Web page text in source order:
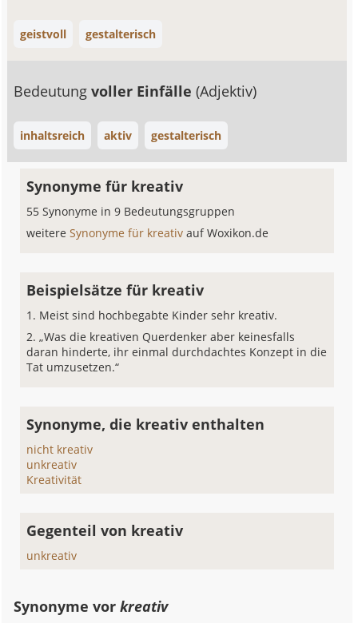
geistvoll gestalterisch
Bedeutungvoller Einfälle(Adjektiv)
inhaltsreich aktiv gestalterisch
Synonyme für kreativ
55 Synonyme in 9 Bedeutungsgruppen
weitereSynonyme für kreativauf Woxikon.de
Beispielsätze für kreativ
Meist sind hochbegabte Kinder sehr kreativ.
„Was die kreativen Querdenker aber keinesfalls
daran hinderte, ihr einmal durchdachtes Konzept in die
Tat umzusetzen.“
Synonyme, die kreativ enthalten
nicht kreativ
unkreativ
Kreativität
Gegenteil von kreativ
unkreativ
Synonyme vorkreativ